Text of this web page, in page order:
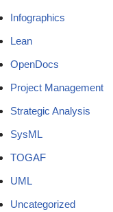
Infographics
Lean
OpenDocs
Project Management
Strategic Analysis
SysML
TOGAF
UML
Uncategorized